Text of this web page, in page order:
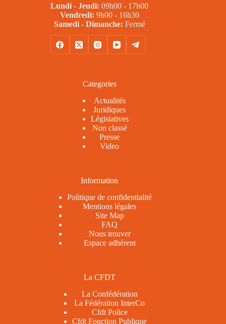
Lundi - Jeudi: 09h00 - 17h00
Vendredi: 9h00 - 16h30
Samedi - Dimanche: Fermé
Categories
Actualités
Juridiques
Législatives
Non classé
Presse
Video
Information
Politique de confidentialité
Mentions légales
Site Map
FAQ
Nous trouver
Espace adhérent
La CFDT
La Confédération
La Fédération InterCo
Cfdt Police
Cfdt Fonction Publique